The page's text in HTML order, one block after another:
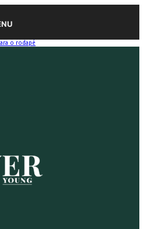
o rodapé